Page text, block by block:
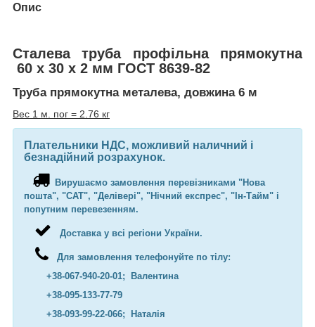
Опис
Сталева труба профільна прямокутна
60 х 30 х 2 мм ГОСТ 8639-82
Труба прямокутна металева, довжина 6 м
Вес 1 м. пог = 2.76 кг
Плательники НДС, можливий наличний і
безнадійний розрахунок.
Вирушаємо замовлення перевізниками "Нова
пошта", "САТ", "Делівері", "Нічний експрес", "Ін-Тайм" і
попутним перевезенням.
Доставка у всі регіони України.
Для замовлення телефонуйте по тілу:
+38-067-940-20-01; Валентина
+38-095-133-77-79
+38-093-99-22-066; Наталія